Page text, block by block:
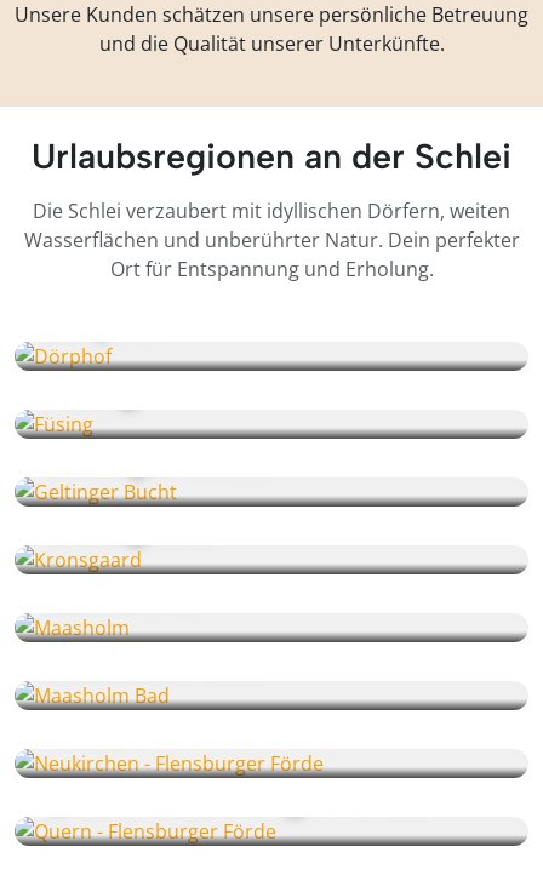
Unsere Kunden schätzen unsere persönliche Betreuung
und die Qualität unserer Unterkünfte.
Urlaubsregionen an der Schlei
Die Schlei verzaubert mit idyllischen Dörfern, weiten
Wasserflächen und unberührter Natur. Dein perfekter
Ort für Entspannung und Erholung.
Neukirchen - Flensburger